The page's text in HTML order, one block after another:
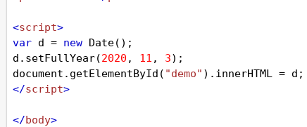
<script>
var d = new Date();
d . setFullYear(2020 , 11 , 3);
document . getElementById ( "demo" ). innerHTML = d ;
</script>
</body>